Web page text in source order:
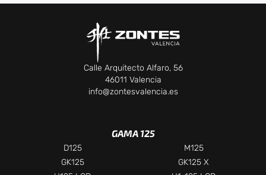
Calle Arquitecto Alfaro, 56
46011 Valencia
info@zontesvalencia.es
GAMA 125
D125
M125
GK125
GK125 X